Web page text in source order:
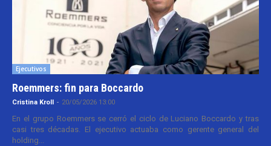
Ejecutivos
Roemmers: fin para Boccardo
Cristina Kroll - 20/05/2026 13:00
En el grupo Roemmers se cerró el ciclo de Luciano Boccardo y tras
casi tres décadas. El ejecutivo actuaba como gerente general del
holding...